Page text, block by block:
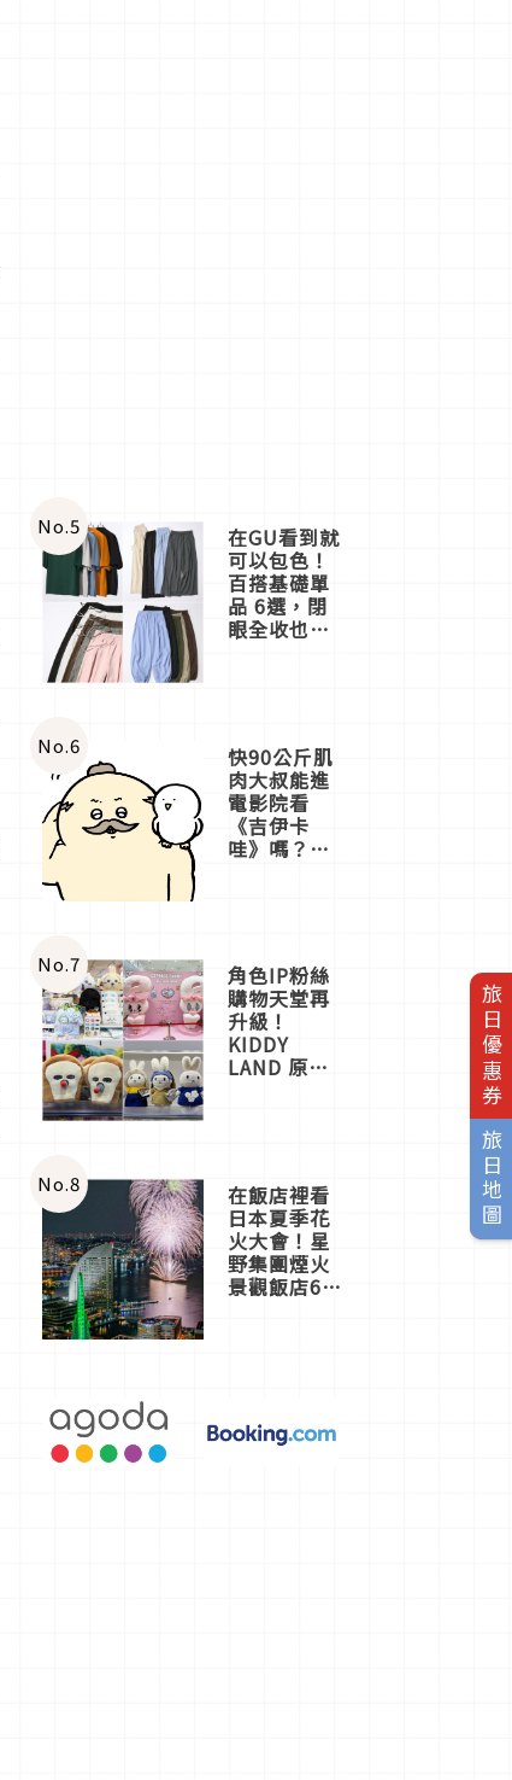
旅日優惠券
旅日地圖
No.5 在GU看到就
可以包色！
百搭基礎單
品 6選，閉
眼全收也不
No.6 快90公斤肌
肉大叔能進
電影院看
《吉伊卡
哇》嗎？日
一同給出了
答案
No.7 角色IP粉絲
購物天堂再
升級！
KIDDY
LAND 原宿
店3分即達
No.8 在飯店裡看
日本夏季花
火大會！星
野集團煙火
景觀飯店6